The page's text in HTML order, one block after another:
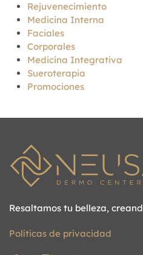
Rejuvenecimiento
Medicina Interna
Faciales
Corporales
Medicina Integrativa
Sueroterapia
Promociones
Resaltamos tu belleza,
Políticas de privacidad